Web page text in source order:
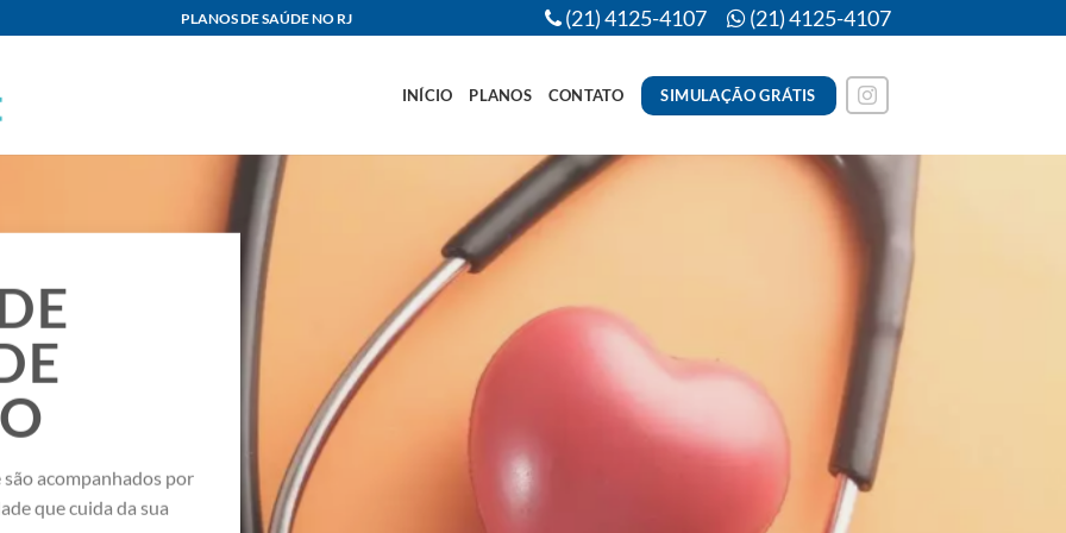
PLANOS DE SAÚDE NO RJ (21) 4125-4107 (21) 4125-4107
INÍCIO PLANOS CONTATO SIMULAÇÃO GRÁTIS
acompanhados por
que cuida da sua